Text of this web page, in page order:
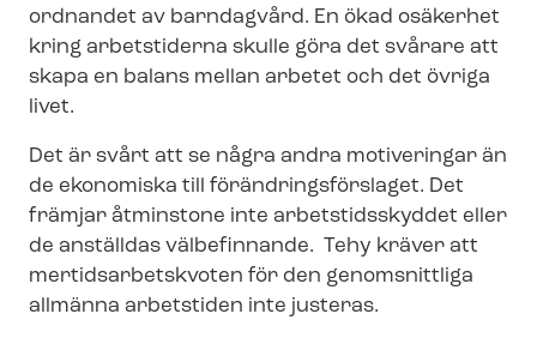
ordnandet av barndagvård. En ökad osäkerhet
kring arbetstiderna skulle göra det svårare att
skapa en balans mellan arbetet och det övriga
livet.
Det är svårt att se några andra motiveringar än
de ekonomiska till för­änd­rings­för­sla­get. Det
främjar åtminstone inte arbetstidsskyddet eller
de anställdas välbefinnande. Tehy kräver att
mer­tids­ar­betskvo­ten för den genomsnittliga
allmänna arbetstiden inte justeras.